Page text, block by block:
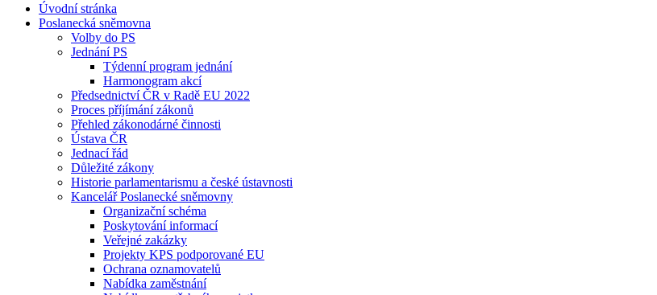
Úvodní stránka
Poslanecká sněmovna
Volby do PS
Jednání PS
Týdenní program jednání
Harmonogram akcí
Předsednictví ČR v Radě EU 2022
Proces příjímání zákonů
Přehled zákonodárné činnosti
Ústava ČR
Jednací řád
Důležité zákony
Historie parlamentarismu a české ústavnosti
Kancelář Poslanecké sněmovny
Organizační schéma
Poskytování informací
Veřejné zakázky
Projekty KPS podporované EU
Ochrana oznamovatelů
Nabídka zaměstnání